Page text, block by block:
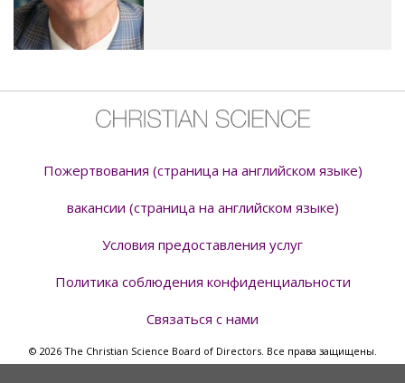
Пожертвования (страница на английском языке)
вакансии (страница на английском языке)
Условия предоставления услуг
Политика соблюдения конфиденциальности
Связаться с нами
© 2026 The Christian Science Board of Directors. Все права защищены.